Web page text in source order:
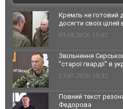
Кремль не готовий
досягти своїх
03.08.2026 13:02
Звільнення
"старої гвардії" в
23.07.2026 10:32
Повний текст
Федорова